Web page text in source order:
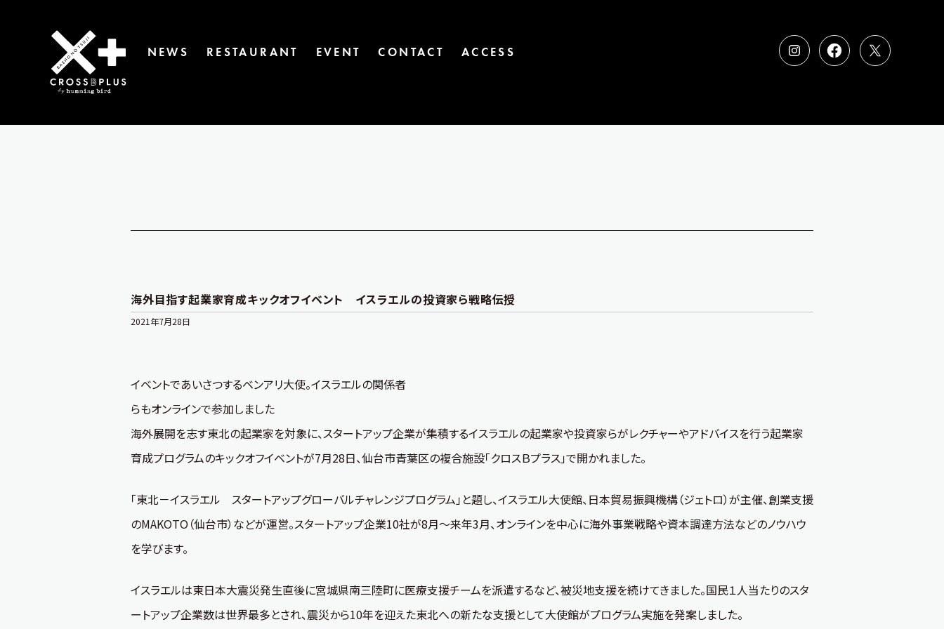
NEWS RESTAURANT EVENT CONTACT ACCESS
海外目指す起業家育成キックオフイベント イスラエルの投資家ら戦略伝授
2021年7月28日
イベントであいさつするベンアリ大使。イスラエルの関係者
らもオンラインで参加しました
海外展開を志す東北の起業家を対象に、スタートアップ企業が集積するイスラエルの起業家や投資家らがレクチャーやアドバイスを行う起業家
育成プログラムのキックオフイベントが7月28日、仙台市青葉区の複合施設「クロスＢプラス」で開かれました。
「東北－イスラエル スタートアップグローバルチャレンジプログラム」と題し、イスラエル大使館、日本貿易振興機構（ジェトロ）が主催、創業支援
のMAKOTO（仙台市）などが運営。スタートアップ企業10社が8月～来年3月、オンラインを中心に海外事業戦略や資本調達方法などのノウハウ
を学びます。
イスラエルは東日本大震災発生直後に宮城県南三陸町に医療支援チームを派遣するなど、被災地支援を続けてきました。国民１人当たりのスタ
ートアップ企業数は世界最多とされ、震災から10年を迎えた東北への新たな支援として大使館がプログラム実施を発案しました。